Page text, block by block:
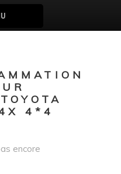
4*4
encore